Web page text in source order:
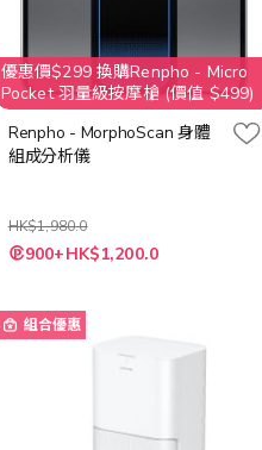
優惠價$299 換購Renpho - Micro
Pocket 羽量級按摩槍 (價值 $499)
Renpho - MorphoScan 身體
組成分析儀
HK$1,980.0
特
殊 900+HK$1,200.0
組合優惠